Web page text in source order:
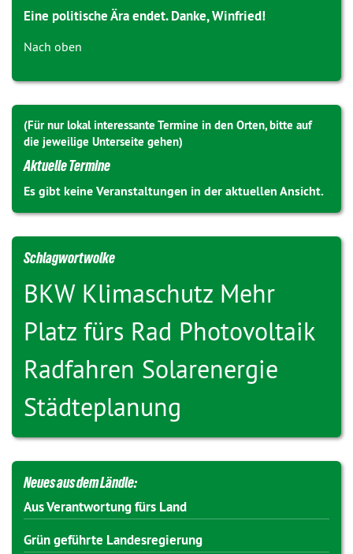
Eine politische Ära endet. Danke, Winfried!
Nach oben
(Für nur lokal interessante Termine in den Orten, bitte auf
die jeweilige Unterseite gehen)
Aktuelle Termine
Es gibt keine Veranstaltungen in der aktuellen Ansicht.
Schlagwortwolke
BKW Klimaschutz Mehr
Platz fürs Rad Photovoltaik
Radfahren Solarenergie
Städteplanung
Neues aus dem Ländle:
Aus Verantwortung fürs Land
Grün geführte Landesregierung